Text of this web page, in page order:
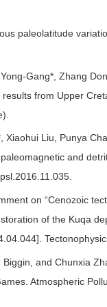
paleolatitude
Gang*, Zhang
from Upper
Liu, Punya
and
on “Cenozoic
of the Kuqa
and Chunxia
Atmospheric